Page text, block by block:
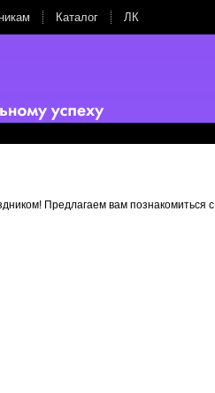
Каталог ЛК
Предлагаем вам познакомиться с